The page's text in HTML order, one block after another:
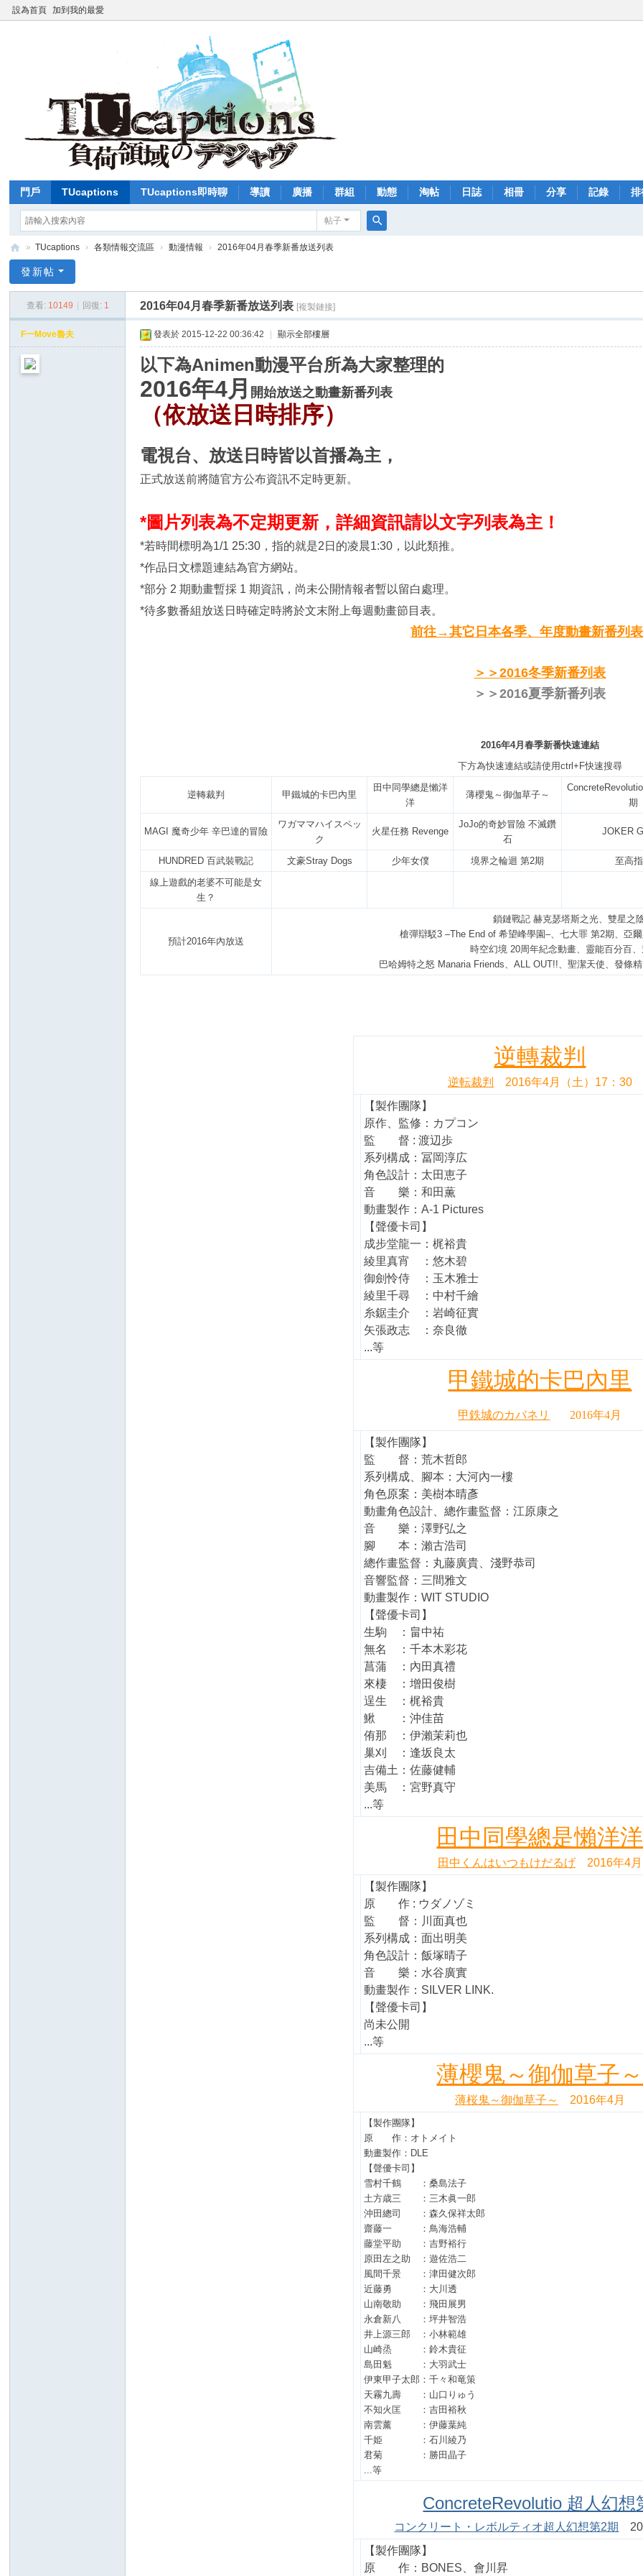
設為首頁 加到我的最愛
門戶 TUcaptions TUcaptions即時聊 導讀 廣播 群組 動態 淘帖 日誌 相冊 分享 記錄 排
帖子
U
» TUcaptions › 各類情報交流區 › 動漫情報 › 2016年04月春季新番放送列表
發新帖
查看: 10149 回復: 1 2016年04月春季新番放送列表 [複製鏈接]
F一Move魯夫 發表於 2015-12-22 00:36:42 顯示全部樓層
以下為Animen動漫平台所為大家整理的
2016年4月 開始放送之動畫新番列表
（依放送日時排序）
電視台、放送日時皆以首播為主，
正式放送前將隨官方公布資訊不定時更新。
*圖片列表為不定期更新，詳細資訊請以文字列表為主！
*若時間標明為1/1 25:30，指的就是2日的凌晨1:30，以此類推。
*作品日文標題連結為官方網站。
*部分 2 期動畫暫採 1 期資訊，尚未公開情報者暫以留白處理。
*待多數番組放送日時確定時將於文末附上每週動畫節目表。
前往→其它日本各季、年度動畫新番列
＞＞2016冬季新番列表
＞＞2016夏季新番列表
2016年4月春季新番快速連結
下方為快速連結或請使用ctrl+F快速搜尋
逆轉裁判 甲鐵城的卡巴內里
田中同學總是懶洋
洋
薄櫻鬼～御伽草子～
期
MAGI 魔奇少年 辛巴達的冒險
ワガママハイスペッ
ク
火星任務 Revenge
JoJo的奇妙冒險 不滅鑽
石
JOKER
HUNDRED 百武裝戰記 文豪Stray Dogs 少年女僕 境界之輪迴 第2期
至高
線上遊戲的老婆不可能是女
生？
預計2016年內放送
鎖鏈戰記 赫克瑟塔斯之光、雙星之
槍彈辯駁3 –The End of 希望峰學園–、七大罪 第2期、亞
時空幻境 20周年紀念動畫、靈能百分百
巴哈姆特之怒 Manaria Friends、ALL OUT!!、聖潔天使、發條
逆轉裁判
逆転裁判
2016年4月（土）17：30
【製作團隊】
原作、監修：カプコン
監 督 : 渡辺歩
系列構成：冨岡淳広
角色設計：太田恵子
音 樂：和田薫
動畫製作：A-1 Pictures
【聲優卡司】
成步堂龍一：梶裕貴
綾里真宵 ：悠木碧
御劍怜侍 ：玉木雅士
綾里千尋 ：中村千繪
糸鋸圭介 ：岩崎征實
矢張政志 ：奈良徹
...等
甲鐵城的卡巴內里
甲鉄城のカバネリ 2016年4月
【製作團隊】
監 督：荒木哲郎
系列構成、腳本：大河內一樓
角色原案：美樹本晴彥
動畫角色設計、總作畫監督：江原康之
音 樂：澤野弘之
腳 本：瀨古浩司
總作畫監督：丸藤廣貴、淺野恭司
音響監督：三間雅文
動畫製作：WIT STUDIO
【聲優卡司】
生駒 ：畠中祐
無名 ：千本木彩花
菖蒲 ：內田真禮
來棲 ：增田俊樹
逞生 ：梶裕貴
鰍 ：沖佳苗
侑那 ：伊瀨茉莉也
巢刈 ：逢坂良太
吉備土：佐藤健輔
美馬 ：宮野真守
...等
田中同學總是懶洋洋
田中くんはいつもけだるげ
2016年4月
【製作團隊】
原 作 : ウダノゾミ
監 督：川面真也
系列構成：面出明美
角色設計：飯塚晴子
音 樂：水谷廣實
動畫製作：SILVER LINK.
【聲優卡司】
尚未公開
...等
薄櫻鬼～御伽草子～
薄桜鬼～御伽草子～ 2016年4月
【製作團隊】
原 作：オトメイト
動畫製作：DLE
【聲優卡司】
雪村千鶴 ：桑島法子
土方歳三 ：三木眞一郎
沖田總司 ：森久保祥太郎
齋藤一 ：鳥海浩輔
藤堂平助 ：吉野裕行
原田左之助 ：遊佐浩二
風間千景 ：津田健次郎
近藤勇 ：大川透
山南敬助 ：飛田展男
永倉新八 ：坪井智浩
井上源三郎 ：小林範雄
山崎烝 ：鈴木貴征
島田魁 ：大羽武士
伊東甲子太郎：千々和竜策
天霧九壽 ：山口りゅう
不知火匡 ：吉田裕秋
南雲薰 ：伊藤葉純
千姫 ：石川綾乃
君菊 ：勝田晶子
...等
ConcreteRevolutio 超人幻想
コンクリート・レボルティオ超人幻想第2期
【製作團隊】
原 作：BONES、會川昇